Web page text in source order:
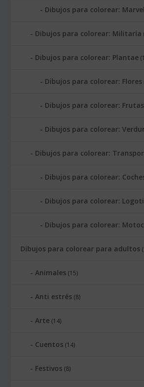
Dibujos para colorear: Marvel
Dibujos para colorear: Militaria
Dibujos para colorear: Plantae
Dibujos para colorear: Flores
Dibujos para colorear: Frutas
Dibujos para colorear:
Dibujos para colorear:
Dibujos para colorear:
Dibujos para colorear:
Dibujos para colorear:
Dibujos para colorear para adultos
Animales (15)
Anti estrés (8)
Arte (14)
Cuentos (14)
Festivos (8)